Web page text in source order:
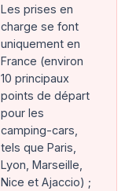
Les prises en
charge se font
uniquement en
France (environ
10 principaux
points de départ
pour les
camping-cars,
tels que Paris,
Lyon, Marseille,
Nice et Ajaccio) ;